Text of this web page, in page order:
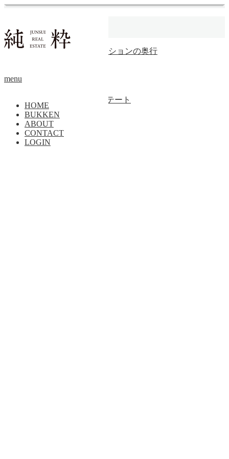
menu
HOME
BUKKEN
ABOUT
CONTACT
LOGIN
北千束
【成約済】店舗付マンションの奥行
トップページに戻る
純粋リアルエステート
PAGE TOP